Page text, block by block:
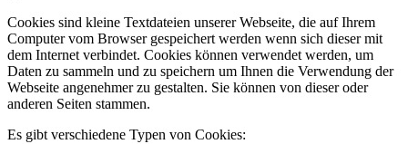
Cookies sind kleine Textdateien unserer Webseite, die auf Ihrem
Computer vom Browser gespeichert werden wenn sich dieser mit
dem Internet verbindet. Cookies können verwendet werden, um
Daten zu sammeln und zu speichern um Ihnen die Verwendung der
Webseite angenehmer zu gestalten. Sie können von dieser oder
anderen Seiten stammen.
Es gibt verschiedene Typen von Cookies: